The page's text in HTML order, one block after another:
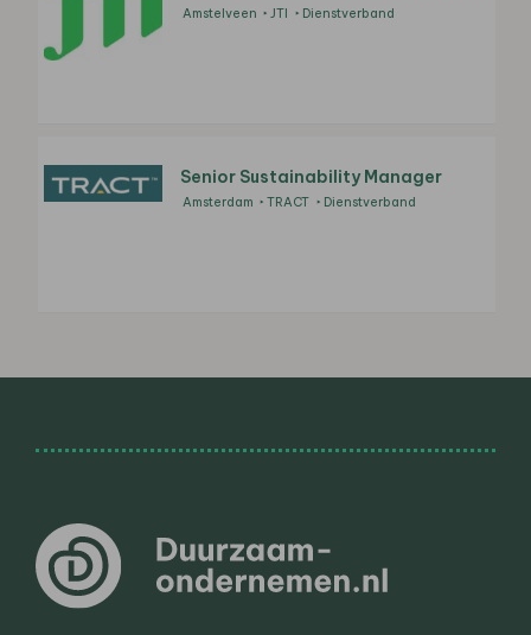
Amstelveen JTI Dienstverband
Senior Sustainability Manager
Amsterdam TRACT Dienstverband